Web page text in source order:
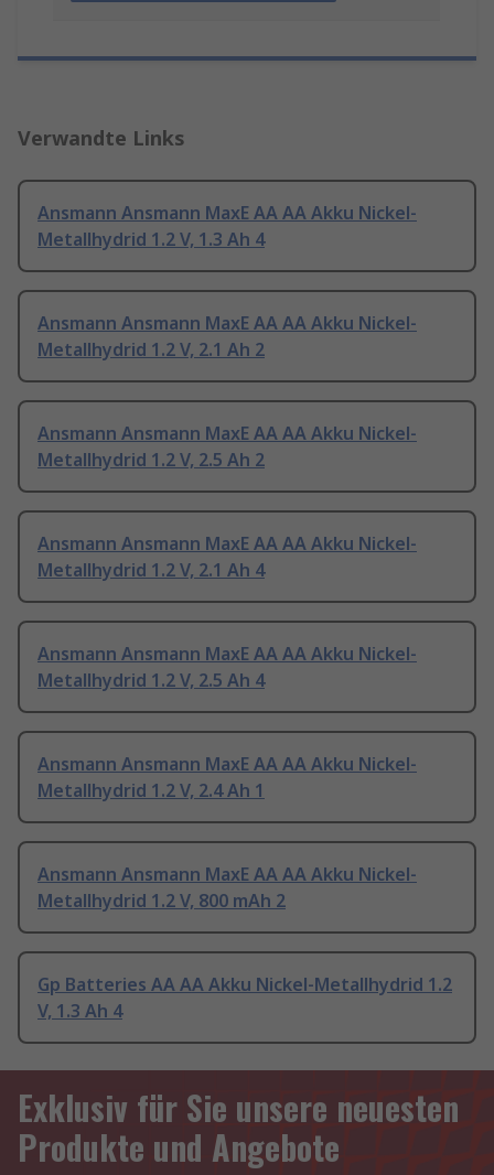
Verwandte Links
Ansmann Ansmann MaxE AA AA Akku Nickel-
Metallhydrid 1.2 V, 1.3 Ah 4
Ansmann Ansmann MaxE AA AA Akku Nickel-
Metallhydrid 1.2 V, 2.1 Ah 2
Ansmann Ansmann MaxE AA AA Akku Nickel-
Metallhydrid 1.2 V, 2.5 Ah 2
Ansmann Ansmann MaxE AA AA Akku Nickel-
Metallhydrid 1.2 V, 2.1 Ah 4
Ansmann Ansmann MaxE AA AA Akku Nickel-
Metallhydrid 1.2 V, 2.5 Ah 4
Ansmann Ansmann MaxE AA AA Akku Nickel-
Metallhydrid 1.2 V, 2.4 Ah 1
Ansmann Ansmann MaxE AA AA Akku Nickel-
Metallhydrid 1.2 V, 800 mAh 2
Gp Batteries AA AA Akku Nickel-Metallhydrid 1.2
V, 1.3 Ah 4
Exklusiv für Sie unsere neuesten
Produkte und Angebote